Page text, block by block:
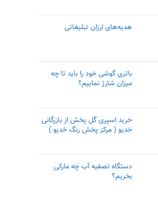
هدیه‌های ارزان تبلیغاتی
باتری گوشی خود را باید تا چه
میزان شارژ نماییم؟
خرید اسپری گل پخش از بازرگانی
خدیو ( مرکز پخش رنگ خدیو )
دستگاه تصفیه آب چه مارکی
بخریم؟